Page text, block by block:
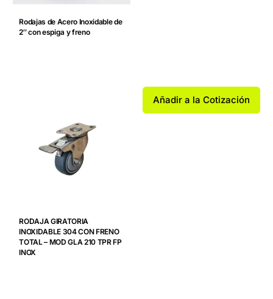
Rodajas de Acero Inoxidable de
2″ con espiga y freno
RODAJA GIRATORIA
INOXIDABLE 304 CON FRENO
TOTAL – MOD GLA 210 TPR FP
INOX
Añadir a la Cotización